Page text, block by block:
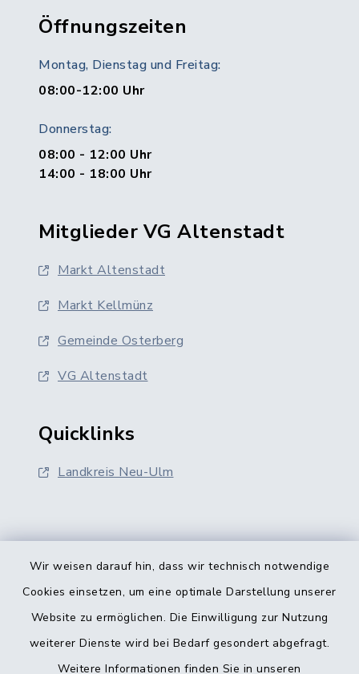
Wir weisen darauf hin, dass wir technisch notwendige
Cookies einsetzen, um eine optimale Darstellung unserer
Website zu ermöglichen. Die Einwilligung zur Nutzung
weiterer Dienste wird bei Bedarf gesondert abgefragt.
Weitere Informationen finden Sie in unseren
Öffnungszeiten
Montag, Dienstag und Freitag:
08:00-12:00 Uhr
Donnerstag:
08:00 - 12:00 Uhr
14:00 - 18:00 Uhr
Mitglieder VG Altenstadt
Markt Altenstadt
Markt Kellmünz
Gemeinde Osterberg
VG Altenstadt
Quicklinks
Landkreis Neu-Ulm
Kontakt